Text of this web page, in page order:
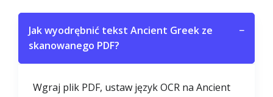
Jak wyodrębnić tekst Ancient Greek ze
skanowanego PDF?
−
Wgraj plik PDF, ustaw język OCR na Ancient